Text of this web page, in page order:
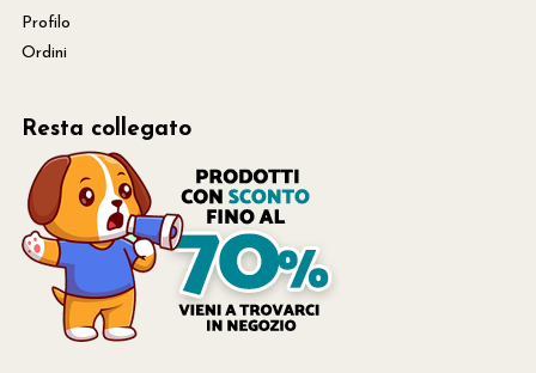
Profilo
Ordini
Resta collegato